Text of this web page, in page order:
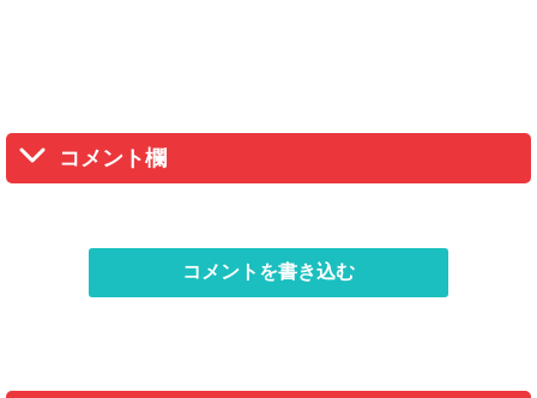
コメント欄
コメントを書き込む